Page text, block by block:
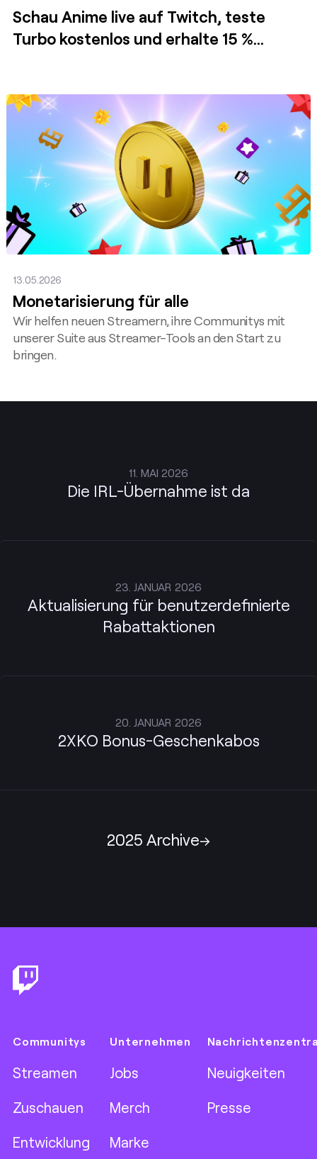
Schau Anime live auf Twitch, teste
Turbo kostenlos und erhalte 15 %
13.05.2026
Monetarisierung für alle
Wir helfen neuen Streamern, ihre Communitys mit
unserer Suite aus Streamer-Tools an den Start zu
bringen.
Posten
11. MAI 2026
Die IRL-Übernahme ist da
23. JANUAR 2026
Aktualisierung für benutzerdefinierte
Rabattaktionen
20. JANUAR 2026
2XKO Bonus-Geschenkabos
2025 Archive
Communitys
Streamen
Zuschauen
Entwicklung
Unternehmen
Jobs
Merch
Marke
Neuigkeiten
Presse